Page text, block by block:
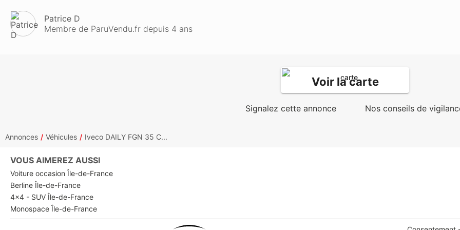
Patrice D
Membre de ParuVendu.fr depuis 4 ans
Voir la carte
Signalez cette annonce Nos conseils de
Annonces Véhicules Iveco DAILY FGN 35 C...
VOUS AIMEREZ AUSSI
Voiture occasion Île-de-France
Berline Île-de-France
4x4 - SUV Île-de-France
Monospace Île-de-France